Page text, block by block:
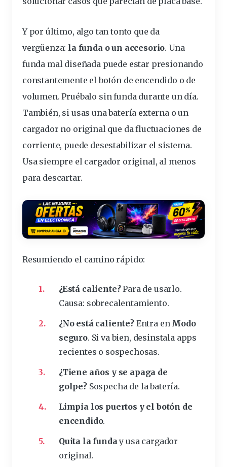
Y por último, algo tan tonto que da
vergüenza: la funda o un accesorio. Una
funda mal diseñada puede estar presionando
constantemente el botón de encendido o de
volumen. Pruébalo sin funda durante un día.
También, si usas una batería externa o un
cargador no original que da fluctuaciones de
corriente, puede desestabilizar el sistema.
Usa siempre el cargador original, al menos
para descartar.
Resumiendo el camino rápido:
¿Está caliente?Para de usarlo.
Causa: sobrecalentamiento.
¿No está caliente?Entra en Modo
seguro. Si va bien, desinstala apps
recientes o sospechosas.
¿Tiene años y se apaga de
golpe?Sospecha de la batería.
Limpia los puertos y el botón de
encendido.
Quita la funday usa cargador
original.